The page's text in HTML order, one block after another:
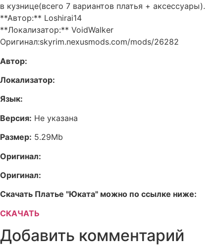
в кузнице(всего 7 вариантов платья + аксессуары).
**Автор:** Loshirai14
**Локализатор:** VoidWalker
Оригинал:skyrim.nexusmods.com/mods/26282
Автор:
Локализатор:
Язык:
Версия: Не указана
Размер: 5.29Mb
Оригинал:
Оригинал:
Скачать Платье "Юката" можно по ссылке ниже:
СКАЧАТЬ
Добавить комментарий